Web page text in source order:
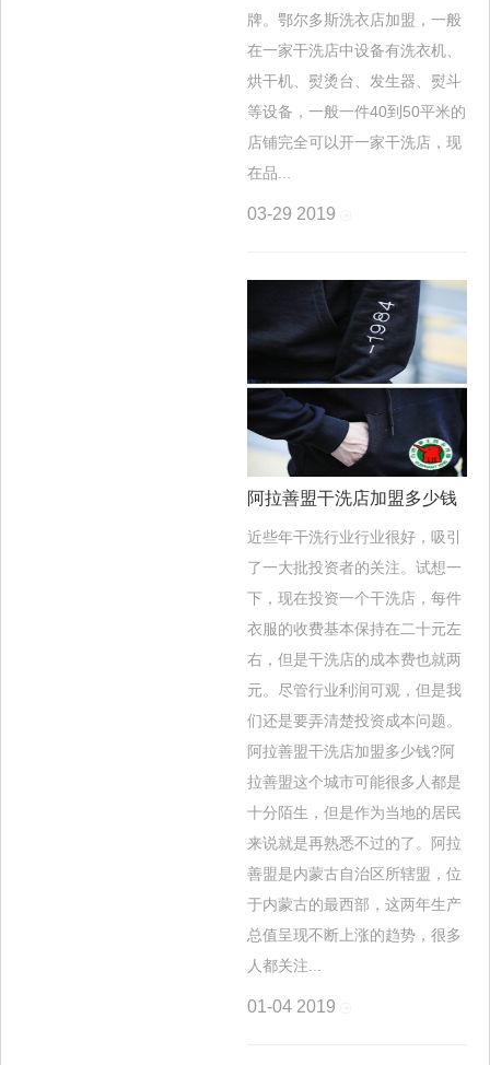
牌。鄂尔多斯洗衣店加盟，一般
在一家干洗店中设备有洗衣机、
烘干机、熨烫台、发生器、熨斗
等设备，一般一件40到50平米的
店铺完全可以开一家干洗店，现
在品...
03-29 2019
阿拉善盟干洗店加盟多少钱
近些年干洗行业行业很好，吸引
了一大批投资者的关注。试想一
下，现在投资一个干洗店，每件
衣服的收费基本保持在二十元左
右，但是干洗店的成本费也就两
元。尽管行业利润可观，但是我
们还是要弄清楚投资成本问题。
阿拉善盟干洗店加盟多少钱?阿
拉善盟这个城市可能很多人都是
十分陌生，但是作为当地的居民
来说就是再熟悉不过的了。阿拉
善盟是内蒙古自治区所辖盟，位
于内蒙古的最西部，这两年生产
总值呈现不断上涨的趋势，很多
人都关注...
01-04 2019